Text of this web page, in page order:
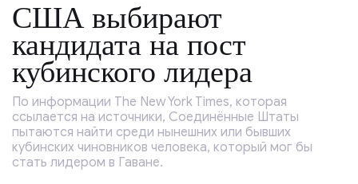
США выбирают
кандидата на пост
кубинского лидера
По информации The New York Times, которая
ссылается на источники, Соединённые Штаты
пытаются найти среди нынешних или бывших
кубинских чиновников человека, который мог бы
стать лидером в Гаване.